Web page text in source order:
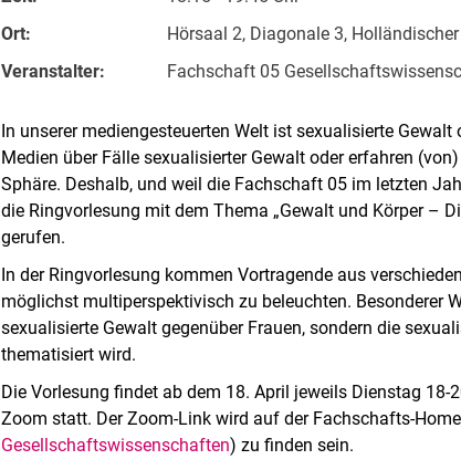
Ort:
Hörsaal 2, Diagonale 3,
Veranstalter:
Fachschaft 05
In unserer mediengesteuerten Welt ist sexualisierte
Medien über Fälle sexualisierter Gewalt oder erfahren
Sphäre. Deshalb, und weil die Fachschaft 05 im letzten
die Ringvorlesung mit dem Thema „Gewalt und Körper –
gerufen.
In der Ringvorlesung kommen Vortragende aus
möglichst multiperspektivisch zu beleuchten. Besonderer
sexualisierte Gewalt gegenüber Frauen, sondern die
thematisiert wird.
Die Vorlesung findet ab dem 18. April jeweils Dienstag
Zoom statt. Der Zoom-Link wird auf der Fachschafts-
Gesellschaftswissenschaften) zu finden sein.